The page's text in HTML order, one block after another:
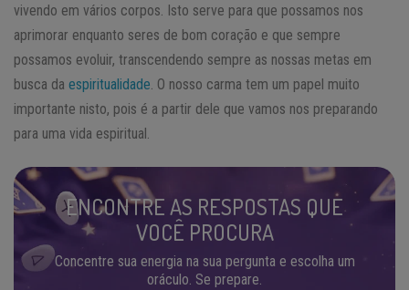
vivendo em vários corpos. Isto serve para que possamos nos
aprimorar enquanto seres de bom coração e que sempre
possamos evoluir, transcendendo sempre as nossas metas em
busca da espiritualidade . O nosso carma tem um papel muito
importante nisto, pois é a partir dele que vamos nos preparando
para uma vida espiritual.
ENCONTRE AS RESPOSTAS QUE
VOCÊ PROCURA
Concentre sua energia na sua pergunta e escolha um
oráculo. Se prepare.